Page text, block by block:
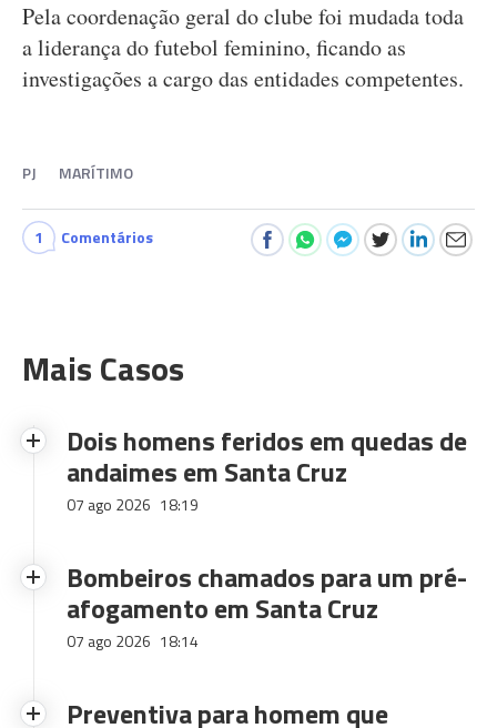
Pela coordenação geral do clube foi mudada toda
a liderança do futebol feminino, ficando as
investigações a cargo das entidades competentes.
PJ MARÍTIMO
1 Comentários
Mais Casos
Dois homens feridos em quedas de
andaimes em Santa Cruz
07 ago 2026 18:19
Bombeiros chamados para um pré-
afogamento em Santa Cruz
07 ago 2026 18:14
Preventiva para homem que